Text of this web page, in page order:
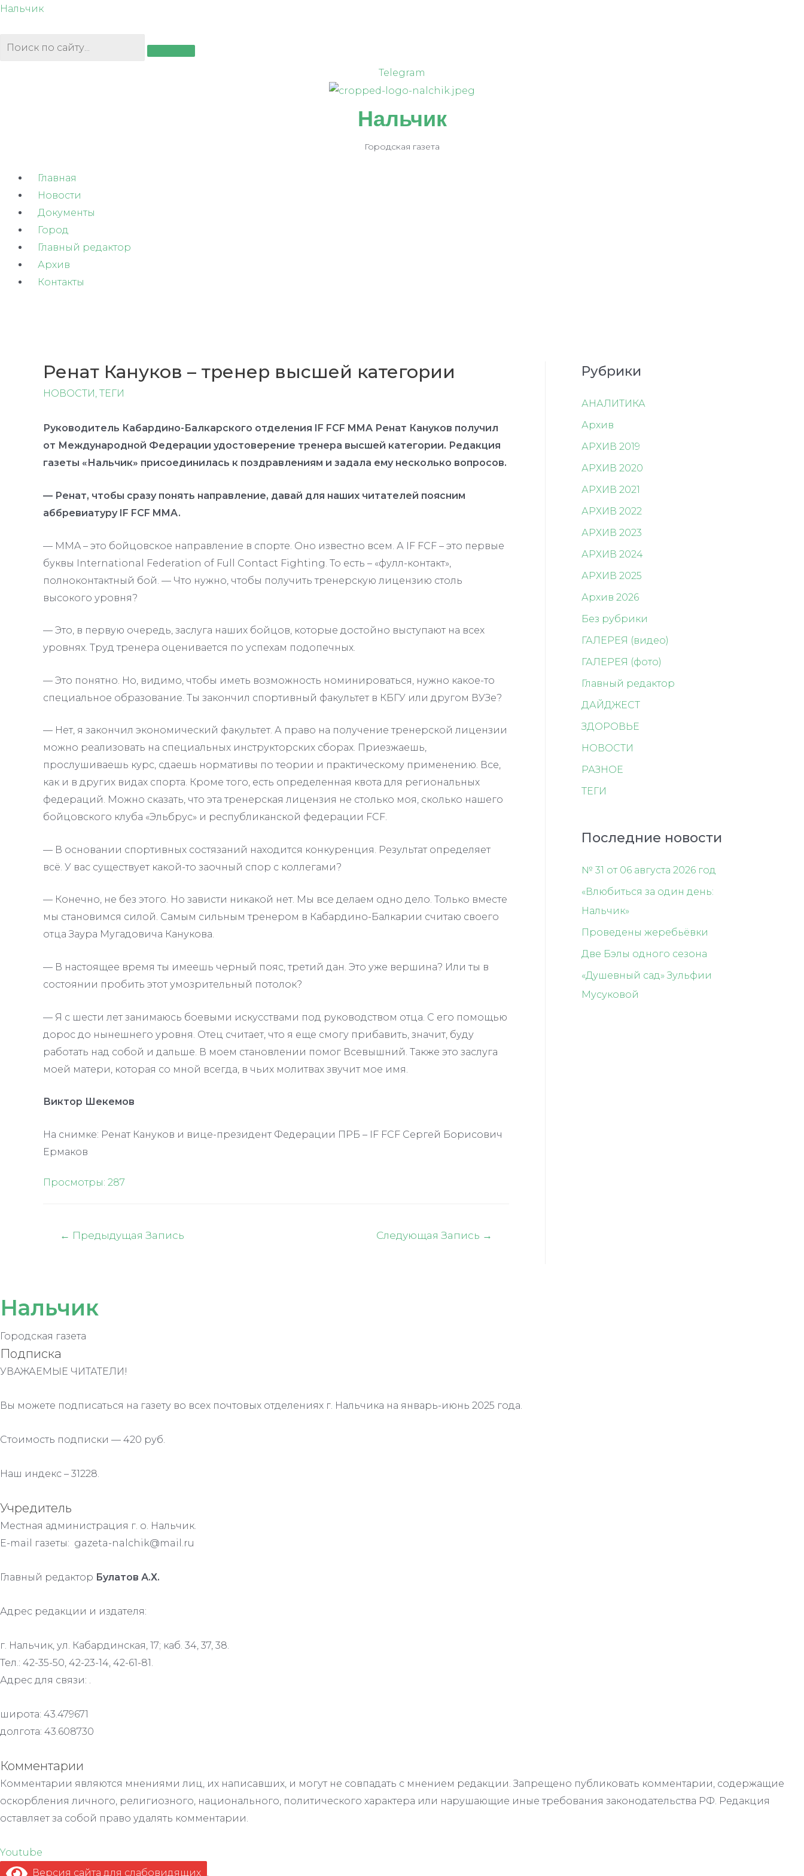
Перейти
содержимому
Нальчик
Telegram
Нальчик
Городская газета
Главная
Новости
Документы
Город
Главный редактор
Архив
Контакты
Ренат Кануков – тренер высшей категории
НОВОСТИ , ТЕГИ
Руководитель Кабардино-Балкарского отделения IF FCF MMA Ренат Кануков получил
от Международной Федерации удостоверение тренера высшей категории. Редакция
газеты «Нальчик» присоединилась к поздравлениям и задала ему несколько вопросов.
— Ренат, чтобы сразу понять направление, давай для наших читателей поясним
аббревиатуру IF FCF MMA.
— MMA – это бойцовское направление в спорте. Оно известно всем. А IF FCF – это первые
буквы International Federation of Full Contact Fighting. То есть – «фулл-контакт»,
полноконтактный бой. — Что нужно, чтобы получить тренерскую лицензию столь
высокого уровня?
— Это, в первую очередь, заслуга наших бойцов, которые достойно выступают на всех
уровнях. Труд тренера оценивается по успехам подопечных.
— Это понятно. Но, видимо, чтобы иметь возможность номинироваться, нужно какое-то
специальное образование. Ты закончил спортивный факультет в КБГУ или другом ВУЗе?
— Нет, я закончил экономический факультет. А право на получение тренерской лицензии
можно реализовать на специальных инструкторских сборах. Приезжаешь,
прослушиваешь курс, сдаешь нормативы по теории и практическому применению. Все,
как и в других видах спорта. Кроме того, есть определенная квота для региональных
федераций. Можно сказать, что эта тренерская лицензия не столько моя, сколько нашего
бойцовского клуба «Эльбрус» и республиканской федерации FCF.
— В основании спортивных состязаний находится конкуренция. Результат определяет
всё. У вас существует какой-то заочный спор с коллегами?
— Конечно, не без этого. Но зависти никакой нет. Мы все делаем одно дело. Только вместе
мы становимся силой. Самым сильным тренером в Кабардино-Балкарии считаю своего
отца Заура Мугадовича Канукова.
— В настоящее время ты имеешь черный пояс, третий дан. Это уже вершина? Или ты в
состоянии пробить этот умозрительный потолок?
— Я с шести лет занимаюсь боевыми искусствами под руководством отца. С его помощью
дорос до нынешнего уровня. Отец считает, что я еще смогу прибавить, значит, буду
работать над собой и дальше. В моем становлении помог Всевышний. Также это заслуга
моей матери, которая со мной всегда, в чьих молитвах звучит мое имя.
Виктор Шекемов
На снимке: Ренат Кануков и вице-президент Федерации ПРБ – IF FCF Сергей Борисович
Ермаков
Просмотры: 287
Навигация
← Предыдущая Запись Следующая Запись →
Рубрики
АНАЛИТИКА
Архив
АРХИВ 2019
АРХИВ 2020
АРХИВ 2021
АРХИВ 2022
АРХИВ 2023
АРХИВ 2024
АРХИВ 2025
Архив 2026
Без рубрики
ГАЛЕРЕЯ (видео)
ГАЛЕРЕЯ (фото)
Главный редактор
ДАЙДЖЕСТ
ЗДОРОВЬЕ
НОВОСТИ
РАЗНОЕ
ТЕГИ
Последние новости
№ 31 от 06 августа 2026 год
«Влюбиться за один день:
Нальчик»
Проведены жеребьёвки
Две Бэлы одного сезона
«Душевный сад» Зульфии
Мусуковой
Нальчик
Городская газета
Подписка
УВАЖАЕМЫЕ ЧИТАТЕЛИ!
Вы можете подписаться на газету во всех почтовых отделениях г. Нальчика на январь-июнь 2025 года.
Стоимость подписки — 420 руб.
Наш индекс – 31228.
Учредитель
Местная администрация г. о. Нальчик.
E-mail газеты: gazeta-nalchik@mail.ru
Главный редактор Булатов А.Х.
Адрес редакции и издателя:
г. Нальчик, ул. Кабардинская, 17; каб. 34, 37, 38.
Тел.: 42-35-50, 42-23-14, 42-61-81.
Адрес для связи: .
широта: 43.479671
долгота: 43.608730
Комментарии
Комментарии являются мнениями лиц, их написавших, и могут не совпадать с мнением редакции. Запрещено публиковать комментарии, содержащие
оскорбления личного, религиозного, национального, политического характера или нарушающие иные требования законодательства РФ. Редакция
оставляет за собой право удалять комментарии.
Youtube
Версия сайта для слабовидящих .